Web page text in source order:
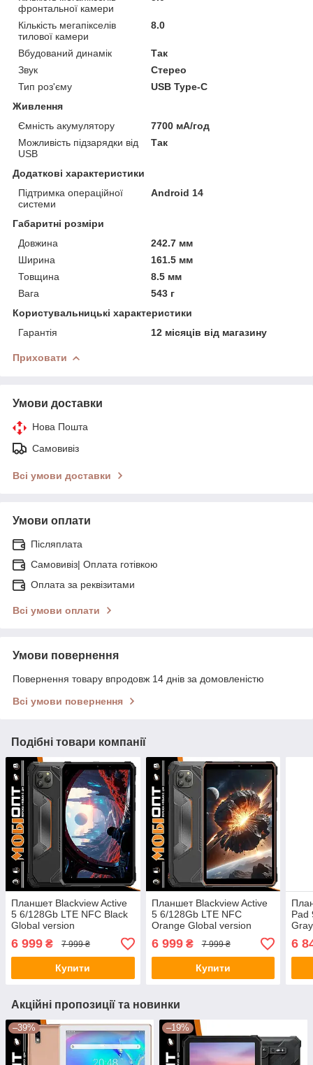
фронтальної камери
Кількість мегапікселів
тилової камери
8.0
Вбудований динамік
Так
Звук
Стерео
Тип роз'єму
USB Type-C
Живлення
Ємність акумулятору
7700 мА/год
Можливість підзарядки від
USB
Так
Додаткові характеристики
Підтримка операційної
системи
Android 14
Габаритні розміри
Довжина
242.7 мм
Ширина
161.5 мм
Товщина
8.5 мм
Вага
543 г
Користувальницькі характеристики
Гарантія
12 місяців від магазину
Приховати
Умови доставки
Нова Пошта
Самовивіз
Всі умови доставки
Умови оплати
Післяплата
Самовивіз| Оплата готівкою
Оплата за реквізитами
Всі умови оплати
Умови повернення
Повернення товару впродовж 14 днів за домовленістю
Всі умови повернення
Подібні товари компанії
Планшет Blackview Active
5 6/128Gb LTE NFC Black
Global version
6 999 ₴ 7 999 ₴
Купити
Планшет Blackview Active
5 6/128Gb LTE NFC
Orange Global version
6 999₴ 7 999 ₴
Купити
Pad
6
Акційні пропозиції та новинки
–39% –19%